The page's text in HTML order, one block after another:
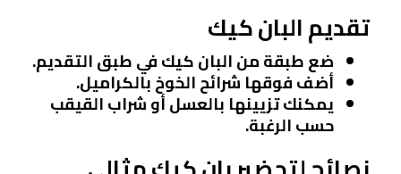
تقديم البان كيك
ضع طبقة من البان كيك في طبق التقديم.
أضف فوقها شرائح الخوخ بالكراميل.
يمكنك تزيينها بالعسل أو شراب القيقب
حسب الرغبة.